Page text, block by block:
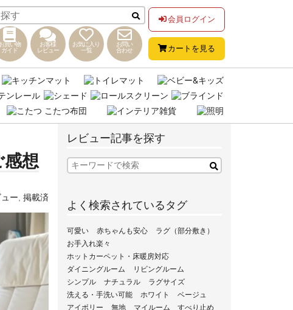
お買い物
ガイド
お客様
レビュー
お気に入り
一覧
お問い
合わせ
会員ログイン
カートを見る
想
ー 掲載済
レビュー記事を探す
よく検索されているタグ
可愛い 赤ちゃんも安心
ラグ（部分敷き）
お手入れ楽々
ホットカーペット・床暖房対応
ダイニングルーム
リビングルーム
シンプル
ナチュラル
ラグサイズ
洗える・手洗い可能
ホワイト
ベージュ
アイボリー
無地 マイルーム
すべり止め